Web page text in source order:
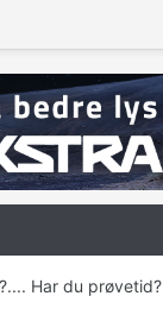
Har du prøvetid?